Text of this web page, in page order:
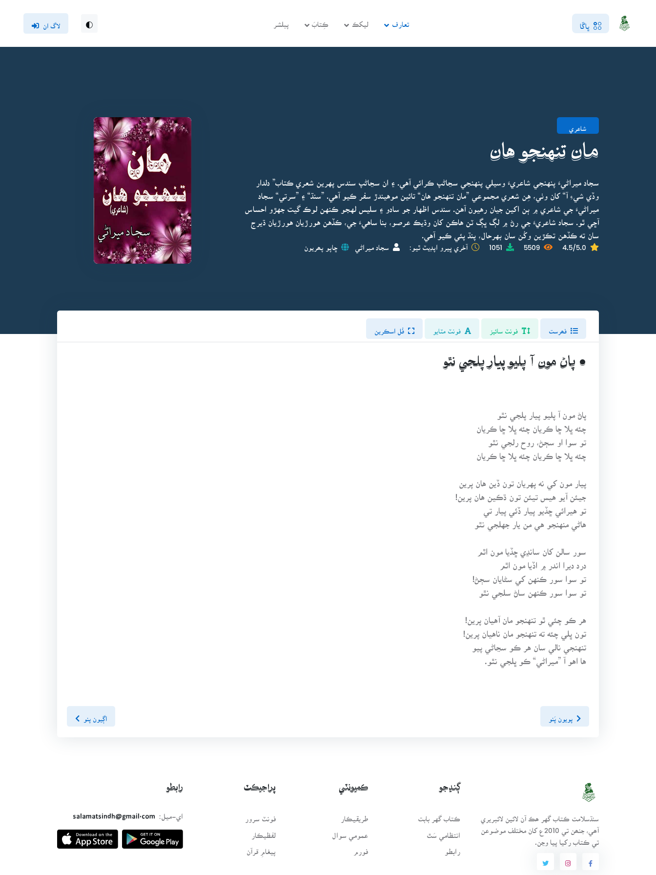
ڀاڱا تعارف ليکڪ ڪِتابَ پبلشر لاگ ان
شاعري
مان تنهنجو هان
سجاد ميراڻيءَ پنهنجي شاعريءَ وسيلي پنهنجي سڃاڻپ ڪرائي آهي. ۽ ان سڃاڻپ سندس پهرين شعري ڪتاب” دلدار
وڏي شيءِ آ“ کان وٺي، هِن شعري مجموعي ”مان تنهنجو هان“ تائين موهيندڙ سفر ڪيو آهي. ”سنڌ“ ۽ ”سرتي“ سجاد
ميراڻيءَ جي شاعري ۾ ٻن اکين جيان رهيون آهن. سندس اظهار جو سادو ۽ سليس لهجو ڪنهن لوڪ گيت جهڙو احساس
آڇي ٿو. سجاد شاعريءَ جي رڻ ۾ لڳ ڀڳ ٽن هاڪن کان وڌيڪ عرصو، بنا ساهيءَ جي، ڪڏهن هورڙيان هورڙيان ڌيرج
سان ته ڪڏهن تڪڙين وکُن سان بهرحال، پنڌ پئي ڪيو آهي.
4.5/5.0
5509
1051 آخري ڀيرو اپڊيٽ ٿيو: سجاد ميراڻي ڇاپو پھريون
فونٽ سائيز فونٽ مٽايو فُل اسڪرين
• پاڻ مون آ پليو پيار پلجي نٿو
پاڻ مون آ پليو پيار پلجي نٿو
چئه ڀلا ڇا ڪريان چئه ڀلا ڇا ڪريان
تو سوا او سڄڻ، روح رلجي نٿو
چئه ڀلا ڇا ڪريان چئه ڀلا ڇا ڪريان
پيار مون کي نه پهريان تون ڏين هان پرين
جيئن آيو هيس تيئن تون ڌڪين هان پرين!
تو هيرائي ڇڏيو پيار ڏئي پيار تي
هاڻي منهنجو هي من يار جهلجي نٿو
سور سالن کان سانڍي ڇڏيا مون اٿم
درد ديرا اندر ۾ اڏيا مون اٿم
تو سوا سور ڪنهن کي سڻايان سڄڻ!
تو سوا سور ڪنهن ساڻ سلجي نٿو
هر ڪو چئي ٿو تنهنجو مان آهيان پرين!
تون ڀلي چئه ته تنهنجو مان ناهيان پرين!
تنهنجي نالي سان هر ڪو سڃاڻي پيو
ها اهو آ ”ميراڻي“ ڪو ڀلجي نٿو.
پويون پَنو اڳيون پنو
سنڌسلامت ڪتاب گهر ھڪ آن لائين لائبريري
آھي، جنھن تي 2010ع کان مختلف موضوعن
تي ڪتاب رکيا پيا وڃن.
ڳنڍجو
ڪتاب گهر بابت
انتظامي سَٿ
رابطو
ڪميونٽي
طريقيڪار
عمومي سوال
فورم
پراجيڪٽ
فونٽ سرور
لفظيڪار
پيغامِ قرآن
رابطو
اي-ميل:
salamatsindh@gmail.com